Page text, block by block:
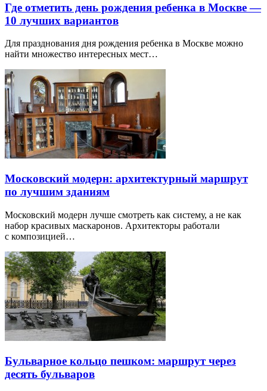
Где отметить день рождения ребенка в Москве —
10 лучших вариантов
Для празднования дня рождения ребенка в Москве можно
найти множество интересных мест…
Московский модерн: архитектурный маршрут
по лучшим зданиям
Московский модерн лучше смотреть как систему, а не как
набор красивых маскаронов. Архитекторы работали
с композицией…
Бульварное кольцо пешком: маршрут через
десять бульваров